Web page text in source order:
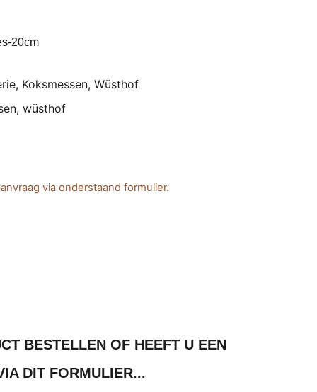
20cm
, Koksmessen, Wüsthof
, wüsthof
via onderstaand formulier.
BESTELLEN OF HEEFT U EEN
DIT FORMULIER...